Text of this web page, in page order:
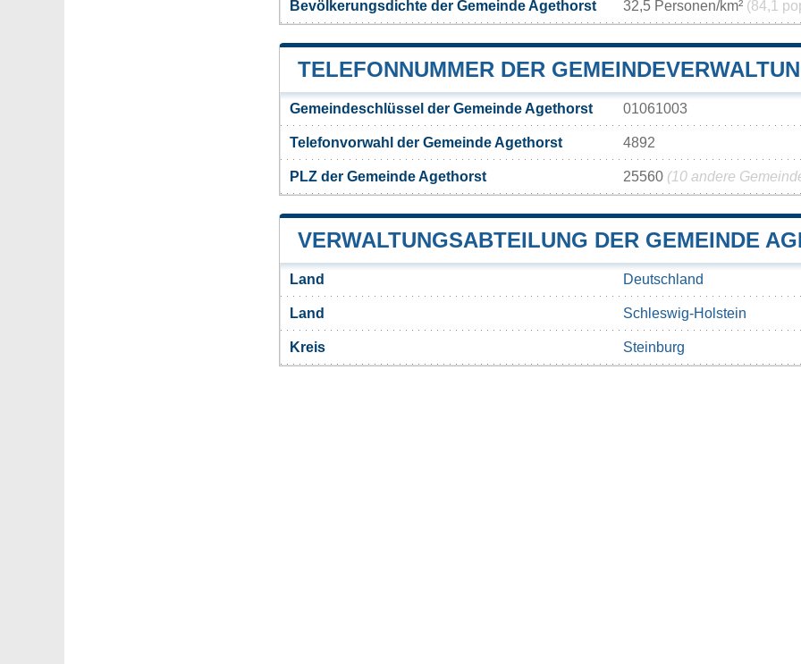
Bevölkerungsdichte der Gemeinde Agethorst 32,5 Personen/km² (84,1
TELEFONNUMMER DER
Gemeindeschlüssel der Gemeinde Agethorst 01061003
Telefonvorwahl der Gemeinde Agethorst 4892
PLZ der Gemeinde Agethorst 25560 (10 andere
VERWALTUNGSABTEILUNG DER GEMEINDE
Land Deutschland
Land Schleswig-Holstein
Kreis Steinburg